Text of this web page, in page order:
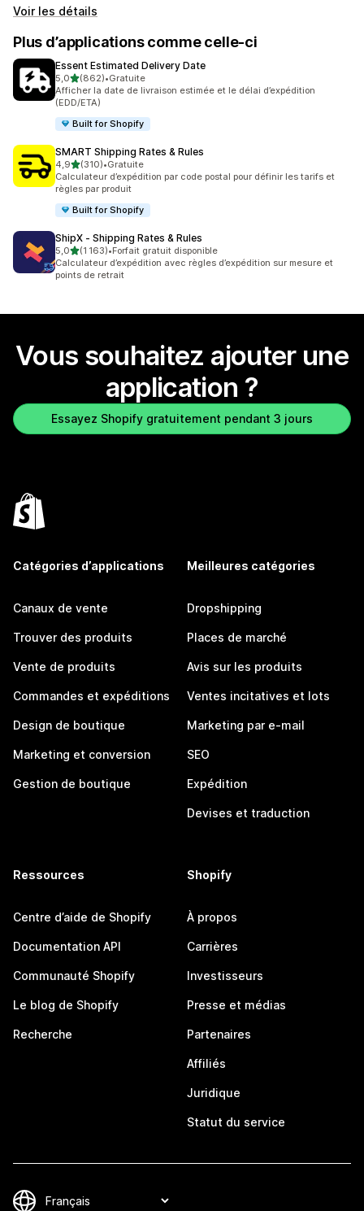
Voir les détails
Plus d’applications comme celle-ci
Essent Estimated Delivery Date
5,0étoile(s) sur 5
(862)
862 avis au total
•Gratuite
Afficher la date de livraison estimée et le délai d’expédition
(EDD/ETA)
Built for Shopify
SMART Shipping Rates & Rules
4,9étoile(s) sur 5
(310)
310 avis au total
•Gratuite
Calculateur d’expédition par code postal pour définir les tarifs et
règles par produit
Built for Shopify
ShipX ‑ Shipping Rates & Rules
5,0étoile(s) sur 5
(1 163)
1163 avis au total
•Forfait gratuit disponible
Calculateur d’expédition avec règles d’expédition sur mesure et
points de retrait
Vous souhaitez ajouter une
application ?
Essayez Shopify gratuitement pendant 3 jours
Catégories d’applications
Canaux de vente
Trouver des produits
Vente de produits
Commandes et expéditions
Design de boutique
Marketing et conversion
Gestion de boutique
Meilleures catégories
Dropshipping
Places de marché
Avis sur les produits
Ventes incitatives et lots
Marketing par e-mail
SEO
Expédition
Devises et traduction
Ressources
Centre d’aide de Shopify
Documentation API
Communauté Shopify
Le blog de Shopify
Recherche
Shopify
À propos
Carrières
Investisseurs
Presse et médias
Partenaires
Affiliés
Juridique
Statut du service